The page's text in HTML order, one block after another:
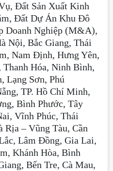
Đất Sản Xuất Kinh
Đất Dự Án Khu Đô
Doanh Nghiệp (M&A),
Nội, Bắc Giang, Thái
Nam Định, Hưng Yên,
Hóa, Ninh Bình,
Lạng Sơn, Phú
TP. Hồ Chí Minh,
Bình Phước, Tây
Vĩnh Phúc, Thái
Rịa – Vũng Tàu, Cần
Lâm Đồng, Gia Lai,
Khánh Hòa, Bình
Bến Tre, Cà Mau,